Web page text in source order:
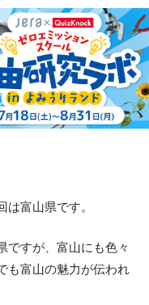
は富山県です。
ですが、富山にも色々
も富山の魅力が伝われ